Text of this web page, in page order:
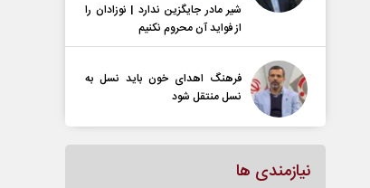
شیر مادر جایگزین ندارد | نوزادان را
از فواید آن محروم نکنیم
فرهنگ اهدای خون باید نسل به
نسل منتقل شود
نیازمندی ها